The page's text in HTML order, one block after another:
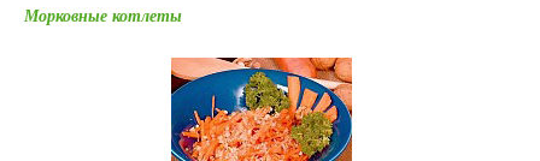
Морковные котлеты